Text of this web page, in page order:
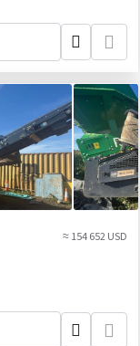
≈ 154 652 USD